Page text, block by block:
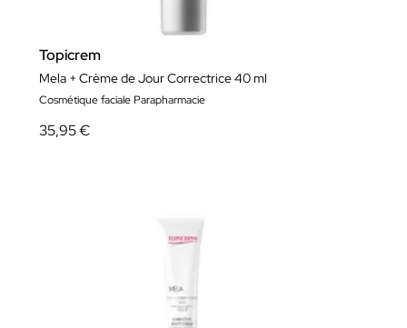
Topicrem
Mela + Crème de Jour Correctrice 40 ml
Cosmétique faciale Parapharmacie
35,95 €